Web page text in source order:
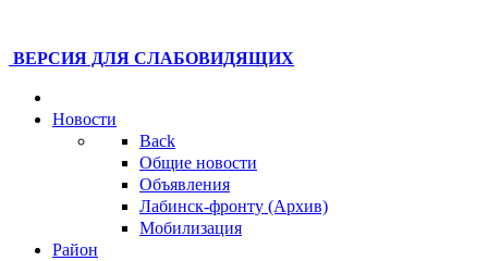
ВЕРСИЯ ДЛЯ СЛАБОВИДЯЩИХ
Новости
Back
Общие новости
Объявления
Лабинск-фронту (Архив)
Мобилизация
Район